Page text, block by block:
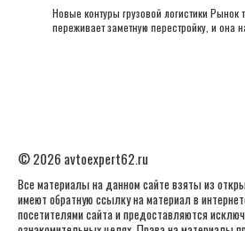
Новые контуры грузовой логистики Рынок
переживает заметную перестройку, и она
© 2026 avtoexpert62.ru
Все материалы на данном сайте взяты из
имеют обратную ссылку на материал в
посетителями сайта и предоставляются